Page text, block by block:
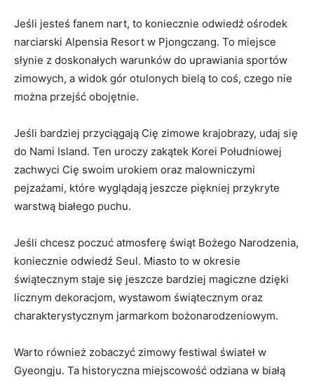
Jeśli jesteś fanem nart, to koniecznie odwiedź ośrodek
narciarski Alpensia Resort w ​Pjongczang. To ⁣miejsce
słynie z ⁤doskonałych warunków do uprawiania sportów
zimowych,‍ a widok gór otulonych​ bielą to coś, ⁣czego nie
można przejść obojętnie.
Jeśli bardziej przyciągają Cię zimowe krajobrazy, ‌udaj się
‍do ​Nami Island. Ten uroczy zakątek ‍Korei Południowej
zachwyci ‍Cię ‌swoim urokiem⁣ oraz malowniczymi
pejzażami, które wyglądają jeszcze piękniej przykryte
warstwą białego puchu.
Jeśli chcesz poczuć atmosferę świąt Bożego ⁢Narodzenia,⁣
koniecznie odwiedź Seul.​ Miasto to w okresie
⁢świątecznym staje się jeszcze bardziej magiczne dzięki⁣
licznym dekoracjom, wystawom świątecznym oraz‌
charakterystycznym jarmarkom bożonarodzeniowym.
Warto również zobaczyć ⁣zimowy festiwal świateł ‍w
Gyeongju. Ta historyczna miejscowość odziana w białą